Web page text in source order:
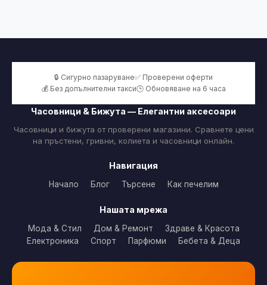
🔒 Сигурно пазаруване✅ Проверени оферти
💰 Без допълнителни такси🕒 Обновяване на 6 часа
Часовници & Бижута — Елегантни аксесоари
Часовници и бижута от проверени магазини. Сравнете цени
на пръстени, гривни, колиета и часовници онлайн.
Навигация
Начало Блог Търсене Как печелим
Нашата мрежа
Мода & Стил Дом & Ремонт
Здраве & Красота
Електроника
Спорт Парфюми Бебета & Деца